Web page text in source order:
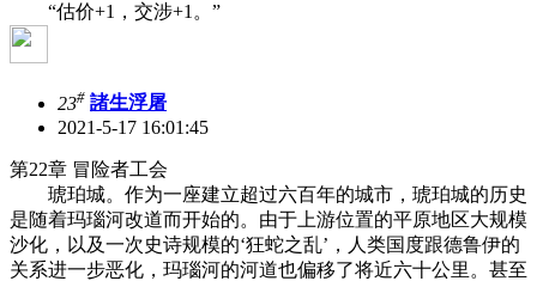
“估价+1，交涉+1。”
23# 諸生浮屠
2021-5-17 16:01:45
第22章 冒险者工会
琥珀城。作为一座建立超过六百年的城市，琥珀城的历史
是随着玛瑙河改道而开始的。由于上游位置的平原地区大规模
沙化，以及一次史诗规模的‘狂蛇之乱’，人类国度跟德鲁伊的
关系进一步恶化，玛瑙河的河道也偏移了将近六十公里。甚至